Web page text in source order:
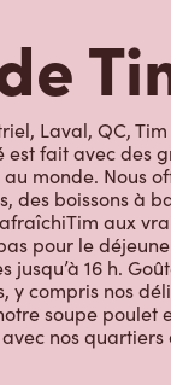
Laval, QC,
fait avec des
monde. Nous
des boissons à
aux
pour le
16 h.
y compris nos